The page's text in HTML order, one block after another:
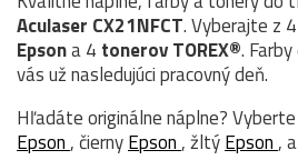
Aculaser CX21NFCT. Vyberajte z
Epsona 4 tonerov TOREX®.
vás už nasledujúci pracovný deň.
Hľadáte originálne náplne?
Epson, čiernyEpson, žltýEpson,